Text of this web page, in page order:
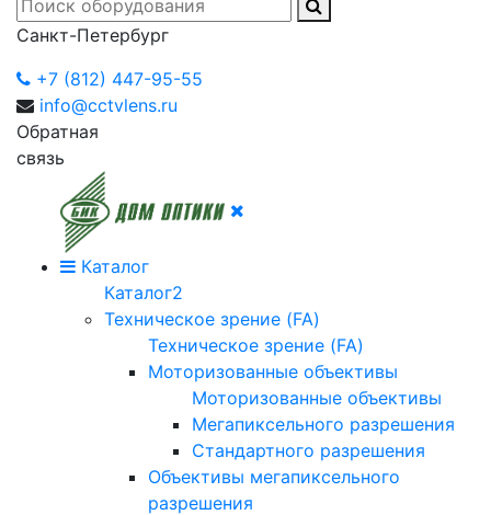
Санкт-Петербург
+7 (812) 447-95-55
info@cctvlens.ru
Обратная
связь
Каталог
Каталог2
Техническое зрение (FA)
Техническое зрение (FA)
Моторизованные объективы
Моторизованные объективы
Мегапиксельного разрешения
Стандартного разрешения
Объективы мегапиксельного
разрешения